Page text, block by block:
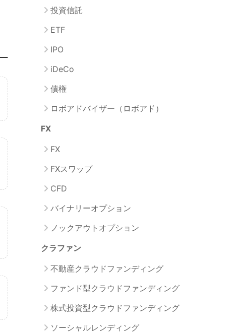
投資信託
ETF
IPO
iDeCo
債権
ロボアドバイザー（ロボアド）
FX
FX
FXスワップ
CFD
バイナリーオプション
ノックアウトオプション
クラファン
不動産クラウドファンディング
ファンド型クラウドファンディング
株式投資型クラウドファンディング
ソーシャルレンディング